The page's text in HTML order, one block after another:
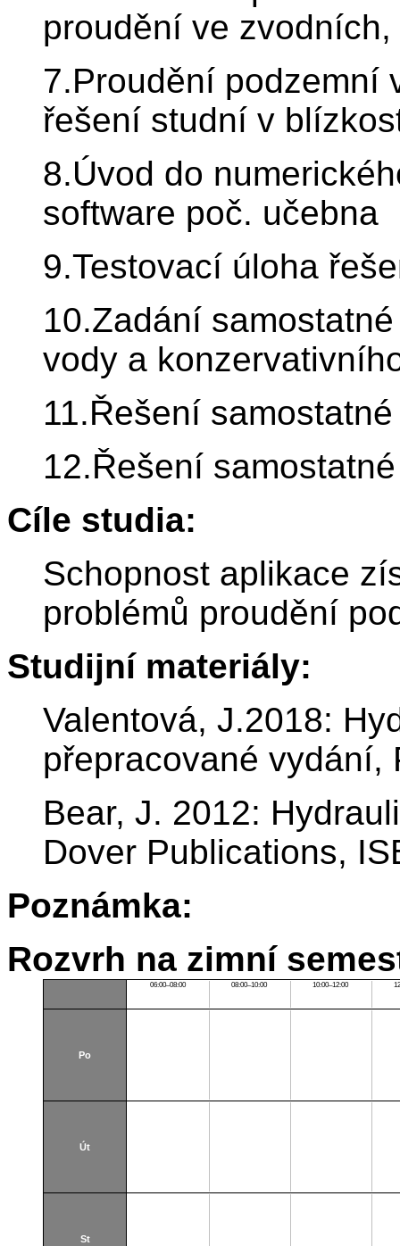
proudění ve
7.Proudění podzemní
řešení studní v
8.Úvod do
software poč. učebna
9.Testovací úloha
10.Zadání
vody a
11.Řešení
12.Řešení
Cíle studia:
Schopnost aplikace
problémů proudění
Studijní materiály:
Valentová, J.2018:
přepracované vydání,
Bear, J. 2012:
Dover Publications,
Poznámka:
Rozvrh na zimní
06:00–08:00 08:00–10:00 10:00–12:00
Po
Út
St